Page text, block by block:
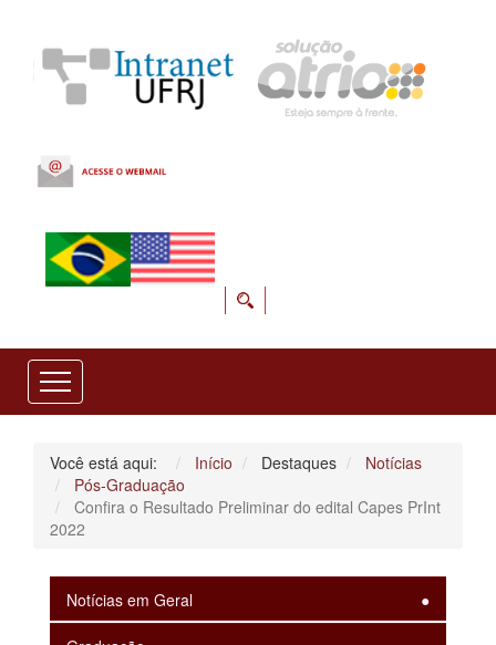
Você está aqui: Início Destaques
Notícias
Pós-Graduação
Confira o Resultado Preliminar do edital Capes PrInt
2022
Notícias em Geral